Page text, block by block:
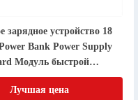
зарядное устройство 18
Bank Power Supply
Модуль быстрой
Лучшая цена